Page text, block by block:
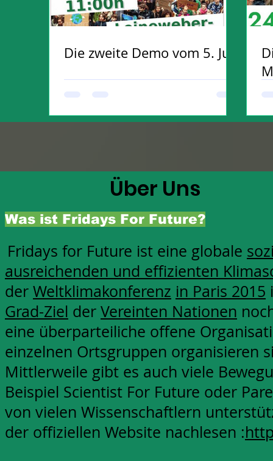
Die zweite Demo vom 5. Juli
Über Uns
Was ist Fridays For Future?
Fridays for Future ist eine globale
ausreichenden und effizienten
der Weltklimakonferenz in Paris 2015
Grad-Ziel der Vereinten Nationen
eine überparteiliche offene
einzelnen Ortsgruppen organisieren
Mittlerweile gibt es auch viele
Beispiel Scientist For Future oder
von vielen Wissenschaftlern
der offiziellen Website nachlesen :